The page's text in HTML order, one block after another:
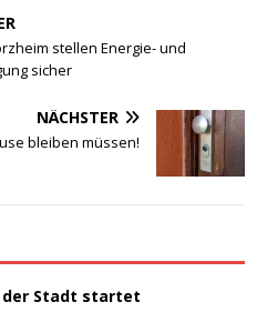
stellen Energie- und
sicher
NÄCHSTER
bleiben müssen!
der Stadt startet